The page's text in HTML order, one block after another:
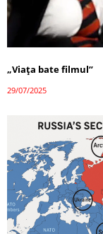
„Viața bate filmul”
29/07/2025